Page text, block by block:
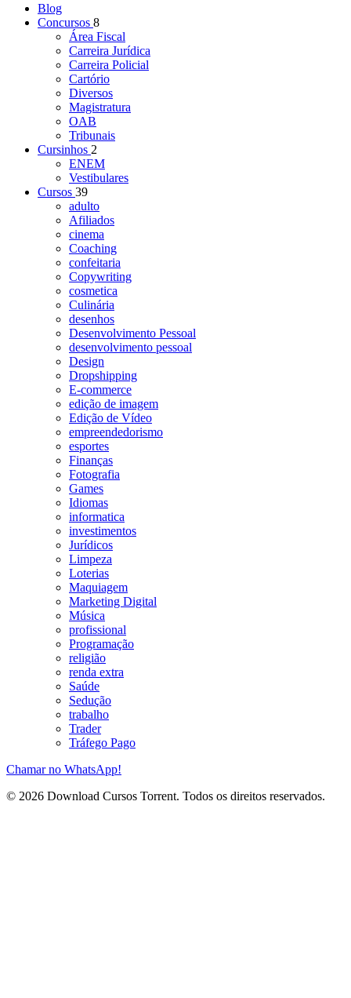
Blog
Concursos 8
Área Fiscal
Carreira Jurídica
Carreira Policial
Cartório
Diversos
Magistratura
OAB
Tribunais
Cursinhos 2
ENEM
Vestibulares
Cursos 39
adulto
Afiliados
cinema
Coaching
confeitaria
Copywriting
cosmetica
Culinária
desenhos
Desenvolvimento Pessoal
desenvolvimento pessoal
Design
Dropshipping
E-commerce
edição de imagem
Edição de Vídeo
empreendedorismo
esportes
Finanças
Fotografia
Games
Idiomas
informatica
investimentos
Jurídicos
Limpeza
Loterias
Maquiagem
Marketing Digital
Música
profissional
Programação
religião
renda extra
Saúde
Sedução
trabalho
Trader
Tráfego Pago
Chamar no WhatsApp!
© 2026 Download Cursos Torrent. Todos os direitos reservados.